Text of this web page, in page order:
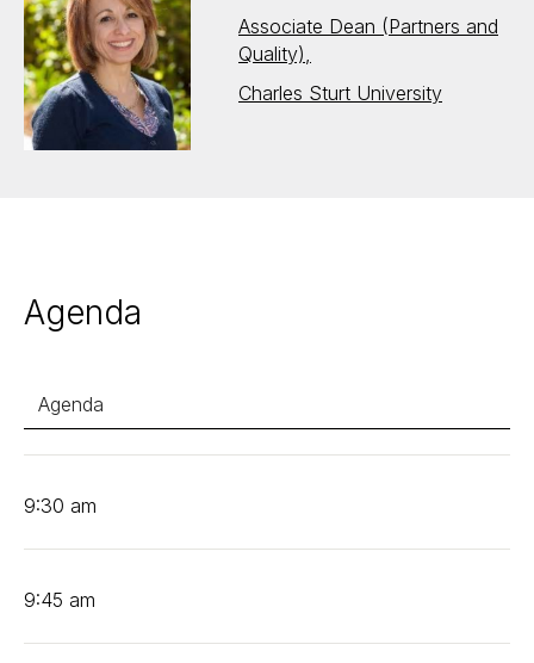
Associate Dean (Partners and
Quality),
Charles Sturt University
Agenda
Agenda
9:30 am
9:45 am